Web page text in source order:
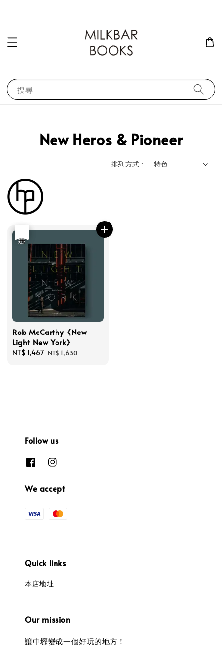
搜尋
New Heros & Pioneer
排列方式 :
Rob McCarthy《New
Light New York》
Sale
NT$ 1,467 Regular
NT$ 1,630
Follow us
We accept
Quick links
本店地址
Our mission
讓中壢變成一個好玩的地方！